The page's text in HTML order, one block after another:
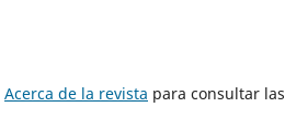
Acerca de la revista para consultar las